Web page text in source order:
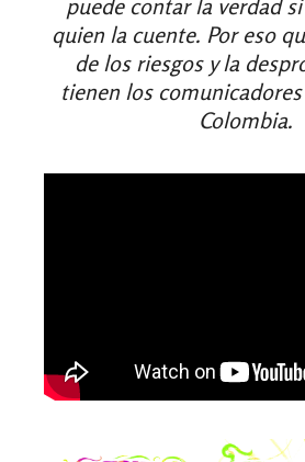
puede contar la verdad
quien la cuente. Por eso
de los riesgos y la
tienen los
Colombia.